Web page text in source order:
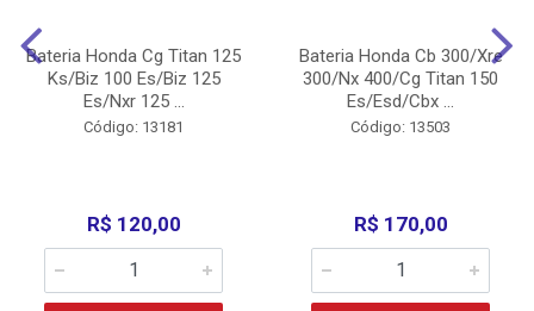
Bateria Honda Cg Titan 125
Ks/Biz 100 Es/Biz 125
Es/Nxr 125 ...
Código: 13181
R$ 120,00
Bateria Honda Cb 300/Xre
300/Nx 400/Cg Titan 150
Es/Esd/Cbx ...
Código: 13503
R$ 170,00